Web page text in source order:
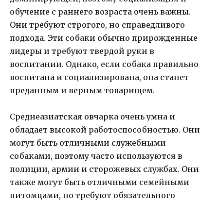
обучение с раннего возраста очень важны.
Они требуют строгого, но справедливого
подхода. Эти собаки обычно прирожденные
лидеры и требуют твердой руки в
воспитании. Однако, если собака правильно
воспитана и социализирована, она станет
преданным и верным товарищем.
Среднеазиатская овчарка очень умна и
обладает высокой работоспособностью. Они
могут быть отличными служебными
собаками, поэтому часто используются в
полиции, армии и сторожевых службах. Они
также могут быть отличными семейными
питомцами, но требуют обязательного